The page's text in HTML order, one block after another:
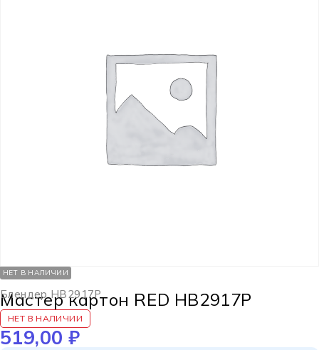
НЕТ В НАЛИЧИИ
Блендер HB2917P
Мастер картон RED HB2917P
НЕТ В НАЛИЧИИ
519,00 ₽